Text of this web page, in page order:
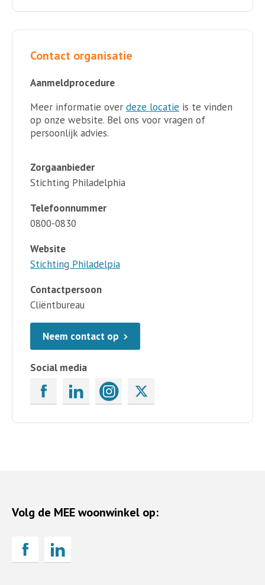
Contact organisatie
Aanmeldprocedure
Meer informatie over deze locatie is te vinden
op onze website. Bel ons voor vragen of
persoonlijk advies.
Zorgaanbieder
Stichting Philadelphia
Telefoonnummer
0800-0830
Website
Stichting Philadelpia
Contactpersoon
Cliëntbureau
Neem contact op
Social media
Volg de MEE woonwinkel op: